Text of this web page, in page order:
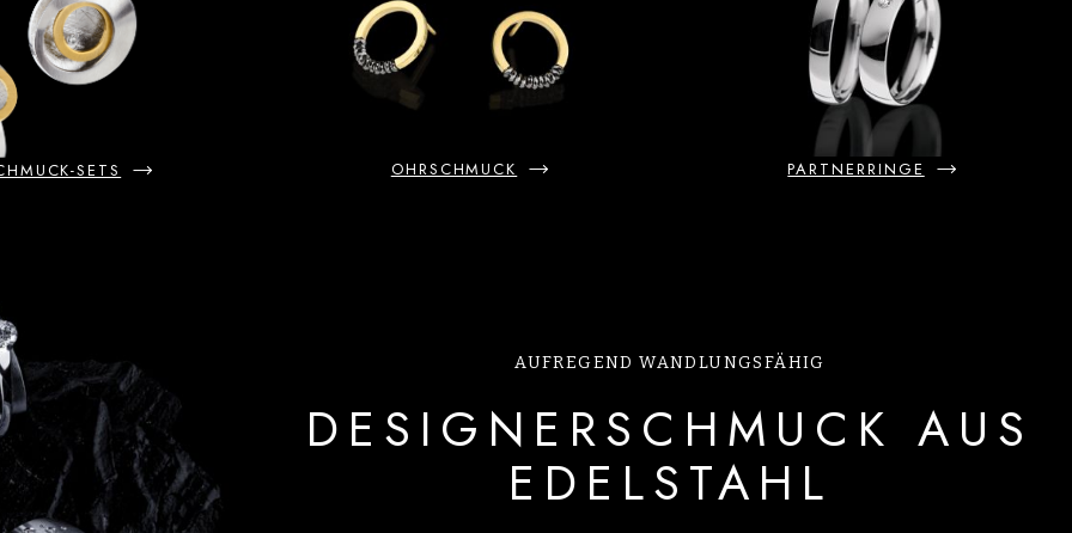
SETS OHRSCHMUCK PARTNERRINGE
AUFREGEND WANDLUNGSFÄHIG
DESIGNERSCHMUCK AUS
EDELSTAHL